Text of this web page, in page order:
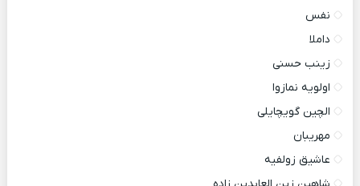
نفس
داملا
زینب حسنی
اولویه نمازوا
الچین گویچایلی
مهریبان
عاشیق زولفیه